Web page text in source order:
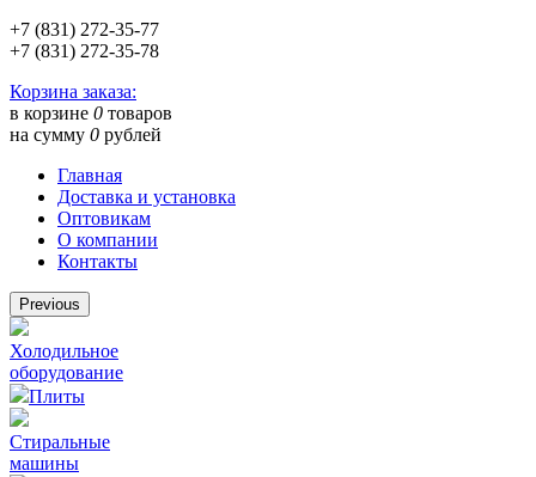
+7 (831) 272-35-77
+7 (831) 272-35-78
Корзина заказа:
в корзине 0 товаров
на сумму 0 рублей
Главная
Доставка и установка
Оптовикам
О компании
Контакты
Previous
Холодильное
оборудование
Плиты
Стиральные
машины